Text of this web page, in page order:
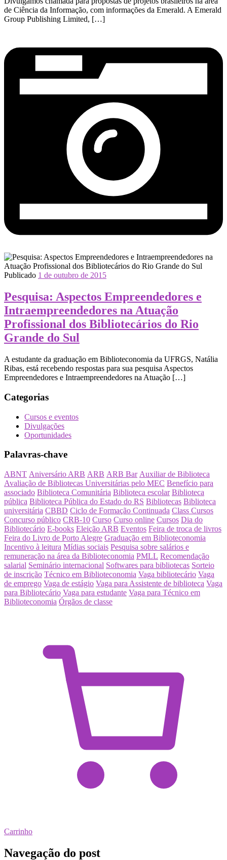
de Ciência da Informação, com informações da Emerald. A Emerald
Group Publishing Limited, […]
Publicado 1 de outubro de 2015
Pesquisa: Aspectos Empreendedores e
Intraempreendedores na Atuação
Profissional dos Bibliotecários do Rio
Grande do Sul
A estudante da graduação em Biblioteconomia da UFRGS, Natália
Ribas, está recebendo respostas para sua pesquisa Aspectos
Empreendedores e Intraempreendedores na Atuação […]
Categorias
Cursos e eventos
Divulgações
Oportunidades
Palavras-chave
ABNT Aniversário ARB ARB ARB Bar Auxiliar de Biblioteca
Avaliação de Bibliotecas Universitárias pelo MEC Benefício para
associado Biblioteca Comunitária Biblioteca escolar Biblioteca
pública Biblioteca Pública do Estado do RS Bibliotecas Biblioteca
universitária CBBD Ciclo de Formação Continuada Class Cursos
Concurso público CRB-10 Curso Curso online Cursos Dia do
Bibliotecário E-books Eleição ARB Eventos Feira de troca de livros
Feira do Livro de Porto Alegre Graduação em Biblioteconomia
Incentivo à leitura Mídias sociais Pesquisa sobre salários e
remuneração na área da Biblioteconomia PMLL Recomendação
salarial Seminário internacional Softwares para bibliotecas Sorteio
de inscrição Técnico em Biblioteconomia Vaga bibliotecário Vaga
de emprego Vaga de estágio Vaga para Assistente de biblioteca Vaga
para Bibliotecário Vaga para estudante Vaga para Técnico em
Biblioteconomia Órgãos de classe
Carrinho
Navegação do post